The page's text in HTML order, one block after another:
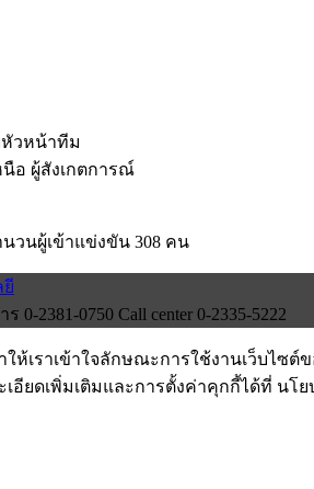
หัวหน้าทีม
อ ผู้สังเกตการณ์
วนผู้เข้าแข่งขัน 308 คน
2381-0750 Call center 0-2335-5222
เราเข้าใจลักษณะการใช้งานเว็บไซต์
อียดเพิ่มเติมและการตั้งค่าคุกกี้ได้ที่ นโ